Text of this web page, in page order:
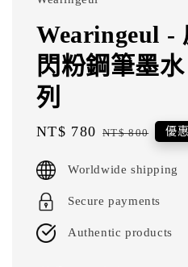
Wearingeul -
閃粉鋼筆墨
列
Sale
NT$ 780 Regular
NT$ 800 優惠
Worldwide shipping
Secure payments
Authentic products